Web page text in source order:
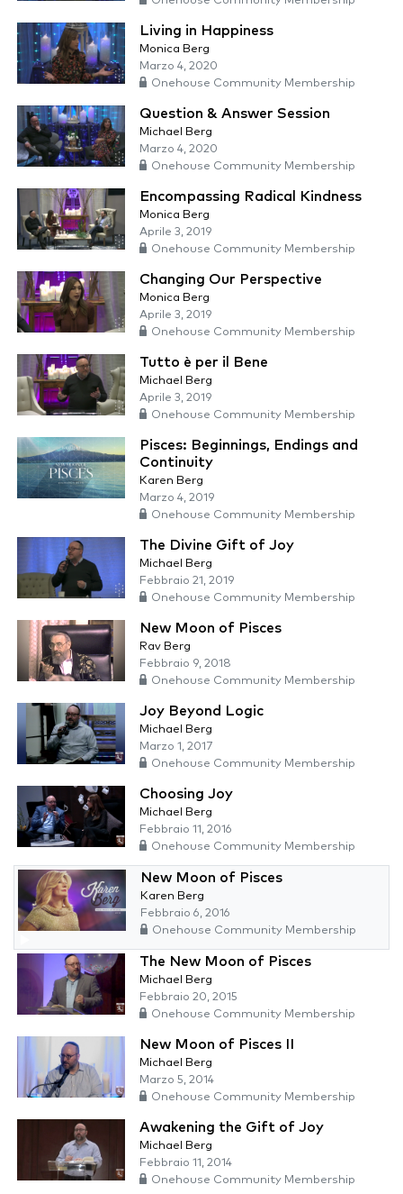
Living in Happiness
Monica Berg
Marzo 4, 2020
Onehouse Community Membership
Question & Answer Session
Michael Berg
Marzo 4, 2020
Onehouse Community Membership
Encompassing Radical Kindness
Monica Berg
Aprile 3, 2019
Onehouse Community Membership
Changing Our Perspective
Monica Berg
Aprile 3, 2019
Onehouse Community Membership
Tutto è per il Bene
Michael Berg
Aprile 3, 2019
Onehouse Community Membership
Pisces: Beginnings, Endings and
Continuity
Karen Berg
Marzo 4, 2019
Onehouse Community Membership
The Divine Gift of Joy
Michael Berg
Febbraio 21, 2019
Onehouse Community Membership
New Moon of Pisces
Rav Berg
Febbraio 9, 2018
Onehouse Community Membership
Joy Beyond Logic
Michael Berg
Marzo 1, 2017
Onehouse Community Membership
Choosing Joy
Michael Berg
Febbraio 11, 2016
Onehouse Community Membership
New Moon of Pisces
Karen Berg
Febbraio 6, 2016
Onehouse Community Membership
The New Moon of Pisces
Michael Berg
Febbraio 20, 2015
Onehouse Community Membership
New Moon of Pisces II
Michael Berg
Marzo 5, 2014
Onehouse Community Membership
Awakening the Gift of Joy
Michael Berg
Febbraio 11, 2014
Onehouse Community Membership